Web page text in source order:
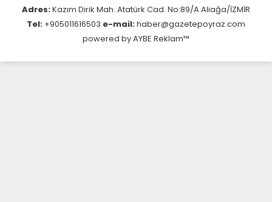
Adres:Kazım Dirik Mah. Atatürk Cad. No:89/A Aliağa/İZMİR
Tel: +905011616503 e-mail:haber@gazetepoyraz.com
powered byAYBE Reklam™